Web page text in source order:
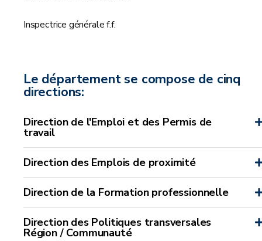
Inspectrice générale f.f.
Le département se compose de cinq
directions:
Direction de l'Emploi et des Permis de
travail
Direction des Emplois de proximité
Direction de la Formation professionnelle
Direction des Politiques transversales
Région / Communauté